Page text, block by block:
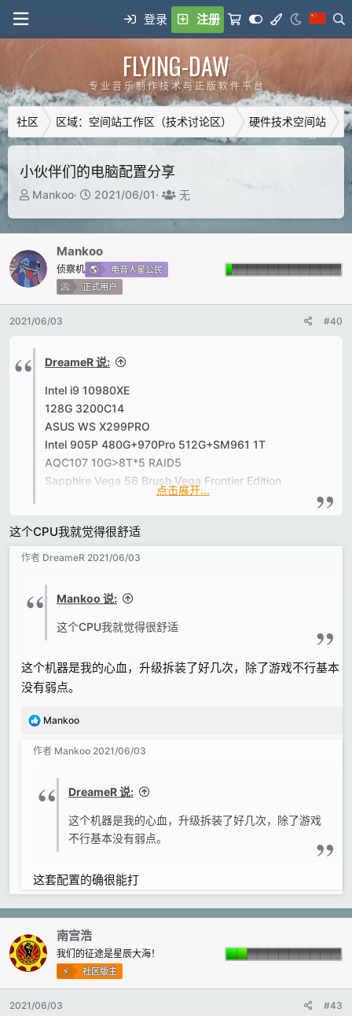
登录 注册
FLYING-DAW
专 业 音 乐 制 作 技 术 与 正 版 软 件 平 台
社区 区域：空间站工作区（技术讨论区） 硬件技术空间站
小伙伴们的电脑配置分享
主
人
Mankoo
开
2021/06/01
T
s
无
Mankoo
侦察机
电音人星公民
正式用户
2021/06/03 #40
DreameR 说:
Intel i9 10980XE
128G 3200C14
ASUS WS X299PRO
Intel 905P 480G+970Pro 512G+SM961 1T
AQC107 10G>8T*5 RAID5
Sapphire Vega 56 Brush Vega Frontier Edition
DELL U2720Q+Eizo CG241
不超频，除了固态空间足够我用
点击展开...
这个CPU我就觉得很舒适
作者 DreameR 2021/06/03
Mankoo 说:
这个CPU我就觉得很舒适
这个机器是我的心血，升级拆装了好几次，除了游戏不行基本
没有弱点。
反
:
Mankoo
作者 Mankoo 2021/06/03
DreameR 说:
这个机器是我的心血，升级拆装了好几次，除了游戏
不行基本没有弱点。
这套配置的确很能打
南宫浩
我们的征途是星辰大海！
社区版主
2021/06/03 #43